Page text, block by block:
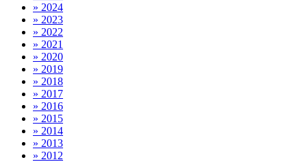
» 2024
» 2023
» 2022
» 2021
» 2020
» 2019
» 2018
» 2017
» 2016
» 2015
» 2014
» 2013
» 2012